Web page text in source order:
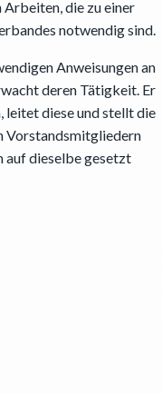
die zu einer
notwendig sind.
Anweisungen an
deren Tätigkeit. Er
leitet diese und stellt die
Vorstandsmitgliedern
auf dieselbe gesetzt